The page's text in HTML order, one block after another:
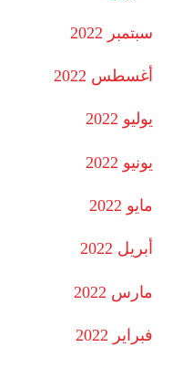
سبتمبر 2022
أغسطس 2022
يوليو 2022
يونيو 2022
مايو 2022
أبريل 2022
مارس 2022
فبراير 2022